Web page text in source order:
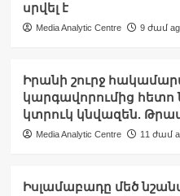
սրվել է
Media Analytic Centre 9 ժամ
Իրանի շուրջ
կարգավորումից հետո
կտրուկ կնվազեն.
Media Analytic Centre 11 ժամ
Իսլամաբադը մեծ